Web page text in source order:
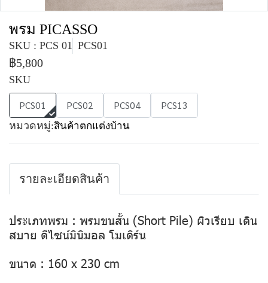
พรม PICASSO
SKU : PCS 01 PCS01
฿5,800
SKU
PCS01 PCS02 PCS04 PCS13
หมวดหมู่:สินค้าตกแต่งบ้าน
รายละเอียดสินค้า
ประเภทพรม : พรมขนสั้น (Short Pile) ผิวเรียบ เดิน
สบาย ดีไซน์มินิมอล โมเดิร์น
ขนาด : 160 x 230 cm